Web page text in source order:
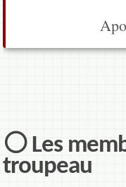
⚪ Les
troupeau